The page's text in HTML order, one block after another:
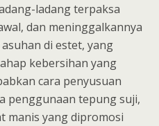
ladang terpaksa
dan meninggalkannya
di estet, yang
kebersihan yang
cara penyusuan
penggunaan tepung suji,
manis yang dipromosi